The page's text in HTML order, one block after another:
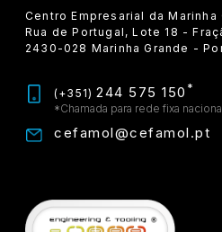
Centro Empresarial da Marinha
Rua de Portugal, Lote 18 -
2430-028 Marinha Grande -
(+351)244 575 150 *
*Chamada para rede fixa
cefamol@cefamol.pt